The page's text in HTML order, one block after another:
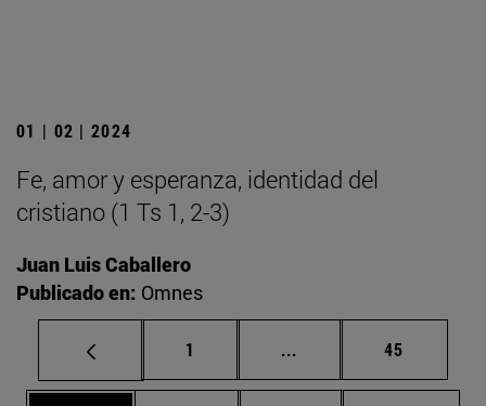
01 | 02 | 2024
Fe, amor y esperanza, identidad del
cristiano (1 Ts 1, 2-3)
Juan Luis Caballero
Publicado en: Omnes
Página
1 ... Páginas intermedias
Página
45